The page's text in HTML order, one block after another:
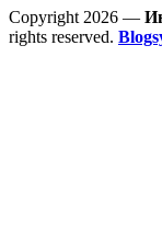
Copyright 2026 —
rights reserved.